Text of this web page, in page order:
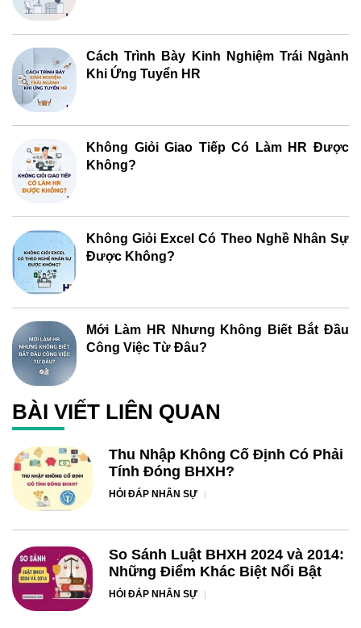
Cách Trình Bày Kinh Nghiệm Trái Ngành
Khi Ứng Tuyển HR
Không Giỏi Giao Tiếp Có Làm HR Được
Không?
Không Giỏi Excel Có Theo Nghề Nhân Sự
Được Không?
Mới Làm HR Nhưng Không Biết Bắt Đầu
Công Việc Từ Đâu?
BÀI VIẾT LIÊN QUAN
Thu Nhập Không Cố Định Có Phải
Tính Đóng BHXH?
HỎI ĐÁP NHÂN SỰ
So Sánh Luật BHXH 2024 và 2014:
Những Điểm Khác Biệt Nổi Bật
HỎI ĐÁP NHÂN SỰ